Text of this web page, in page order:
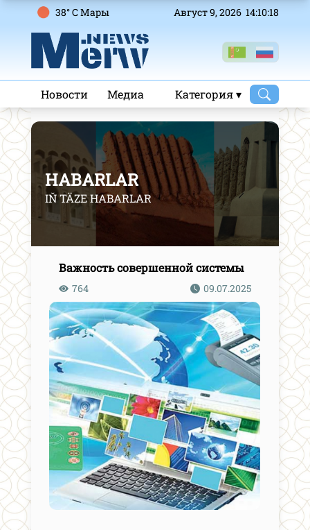
38° C Mары Август 9, 2026 14:10:19
Новости Медиа Категория ▾
HABARLAR
IŇ TÄZE HABARLAR
Важность совершенной системы
764 09.07.2025